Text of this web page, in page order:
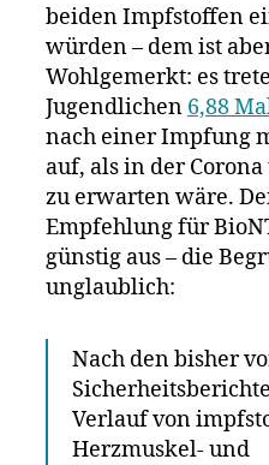
beiden Impfstoffen
würden – dem ist
Wohlgemerkt: es
Jugendlichen 6,88
nach einer Impfung
auf, als in der
zu erwarten wäre.
Empfehlung für
günstig aus – die
unglaublich:
Nach den bisher
Verlauf von
Herzmuskel- und